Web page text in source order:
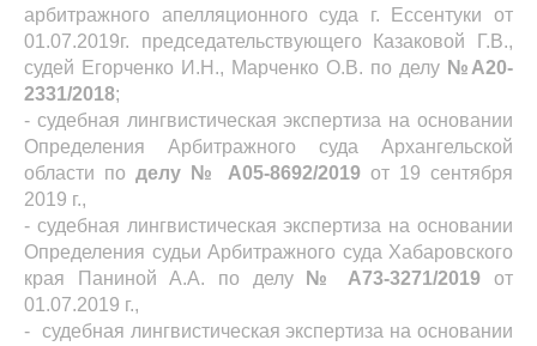
арбитражного апелляционного суда г. Ессентуки от
01.07.2019г. председательствующего Казаковой Г.В.,
судей Егорченко И.Н., Марченко О.В. по делу №А20-
2331/2018;
- судебная лингвистическая экспертиза на основании
Определения Арбитражного суда Архангельской
области поделу № А05-8692/2019от 19 сентября
2019 г.,
- судебная лингвистическая экспертиза на основании
Определения судьи Арбитражного суда Хабаровского
края Паниной А.А. по делу
№ А73-3271/2019 от
01.07.2019 г.,
- судебная лингвистическая экспертиза на основании